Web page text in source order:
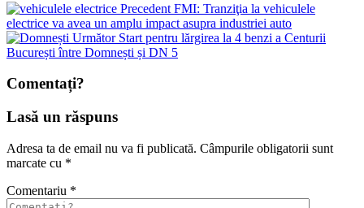
Precedent FMI: Tranziţia la vehiculele
electrice va avea un amplu impact asupra industriei auto
Următor Start pentru lărgirea la 4 benzi a Centurii
București între Domnești și DN 5
Comentați?
Lasă un răspuns
Adresa ta de email nu va fi publicată. Câmpurile obligatorii sunt
marcate cu *
Comentariu *